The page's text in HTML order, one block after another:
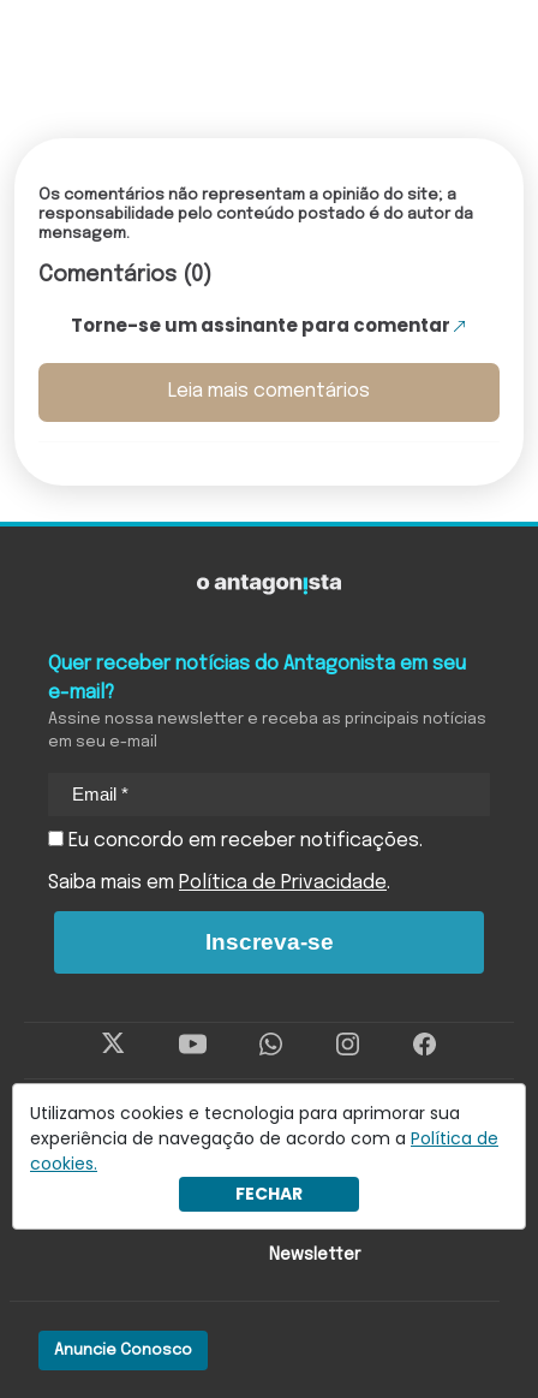
Os comentários não representam a opinião do site; a
responsabilidade pelo conteúdo postado é do autor da
mensagem.
Comentários (0)
Torne-se um assinante para comentar
Leia mais comentários
Utilizamos cookies e tecnologia para aprimorar sua
experiência de navegação de acordo com a Política de
cookies.
FECHAR
Anuncie Conosco
Últimas Notícias
Brasil
Economia
Colunistas
Newsletter
Quer receber notícias do Antagonista em seu
e-mail?
Assine nossa newsletter e receba as principais notícias
em seu e-mail
Eu concordo em receber notificações.
Saiba mais em Política de Privacidade.
Inscreva-se